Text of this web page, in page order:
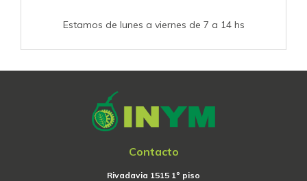
Estamos de lunes a viernes de 7 a 14 hs
Contacto
Rivadavia 1515 1º piso